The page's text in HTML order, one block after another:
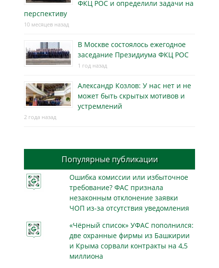
ФКЦ РОС и определили задачи на
перспективу
10 месяцев назад
В Москве состоялось ежегодное
заседание Президиума ФКЦ РОС
1 год назад
Александр Козлов: У нас нет и не
может быть скрытых мотивов и
устремлений
2 года назад
Популярные публикации
Ошибка комиссии или избыточное
требование? ФАС признала
незаконным отклонение заявки
ЧОП из-за отсутствия уведомления
«Чёрный список» УФАС пополнился:
две охранные фирмы из Башкирии
и Крыма сорвали контракты на 4,5
миллиона